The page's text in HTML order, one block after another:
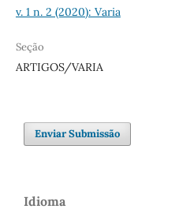
v. 1 n. 2 (2020): Varia
Seção
ARTIGOS/VARIA
Enviar Submissão
Idioma